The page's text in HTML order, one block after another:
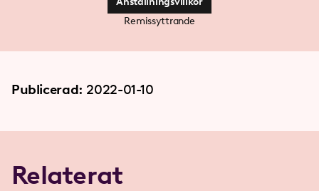
Remissyttrande
Publicerad: 2022-01-10
Relaterat